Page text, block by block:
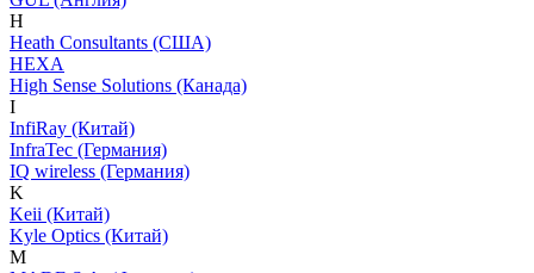
H
Heath Consultants (США)
HEXA
High Sense Solutions (Канада)
I
InfiRay (Китай)
InfraTec (Германия)
IQ wireless (Германия)
K
Keii (Китай)
Kyle Optics (Китай)
M